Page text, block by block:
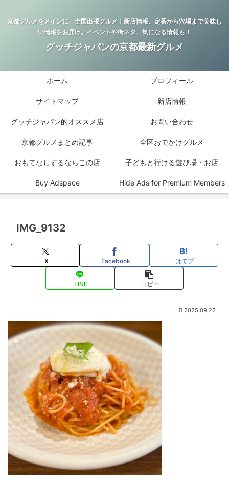
京都グルメをメインに、全国出張グルメ！新店情報、定番から穴場まで美味し
い情報をお届け。イベントや街ネタ、気になる情報も！
グッチジャパンの京都最新グルメ
ホーム プロフィール
サイトマップ 新店情報
グッチジャパン的オススメ店 お問い合わせ
京都グルメまとめ記事 全区おでかけグルメ
おもてなしするならこの店 子どもと行ける遊び場・お店
Buy Adspace Hide Ads for Premium Members
IMG_9132
X Facebook はてブ
LINE コピー
2025.09.22